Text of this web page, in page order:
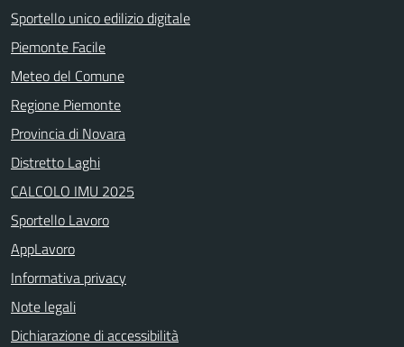
Sportello unico edilizio digitale
Piemonte Facile
Meteo del Comune
Regione Piemonte
Provincia di Novara
Distretto Laghi
CALCOLO IMU 2025
Sportello Lavoro
AppLavoro
Informativa privacy
Note legali
Dichiarazione di accessibilità